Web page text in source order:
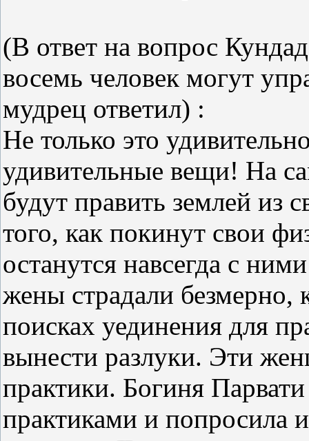
(В ответ на вопрос
восемь человек могут
мудрец ответил) :
Не только это
удивительные вещи! На
будут править землей из
того, как покинут свои
останутся навсегда с
жены страдали безмерно,
поисках уединения для
вынести разлуки. Эти
практики. Богиня
практиками и попросила